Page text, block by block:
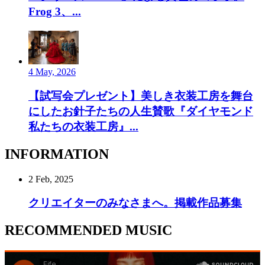
Frog 3、...
4 May, 2026
【試写会プレゼント】美しき衣装工房を舞台
にしたお針子たちの人生賛歌『ダイヤモンド
私たちの衣装工房』...
INFORMATION
2 Feb, 2025
クリエイターのみなさまへ。掲載作品募集
RECOMMENDED MUSIC